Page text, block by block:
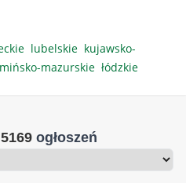
lubelskie kujawsko-
mazurskie łódzkie
5169 ogłoszeń